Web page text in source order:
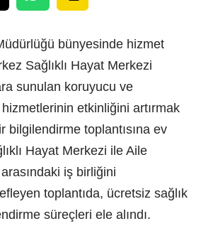
bünyesinde hizmet
Sağlıklı Hayat Merkezi
sunulan koruyucu ve
etkinliğini artırmak
bilgilendirme toplantısına ev
Hayat Merkezi ile Aile
iş birliğini
toplantıda, ücretsiz sağlık
süreçleri ele alındı.